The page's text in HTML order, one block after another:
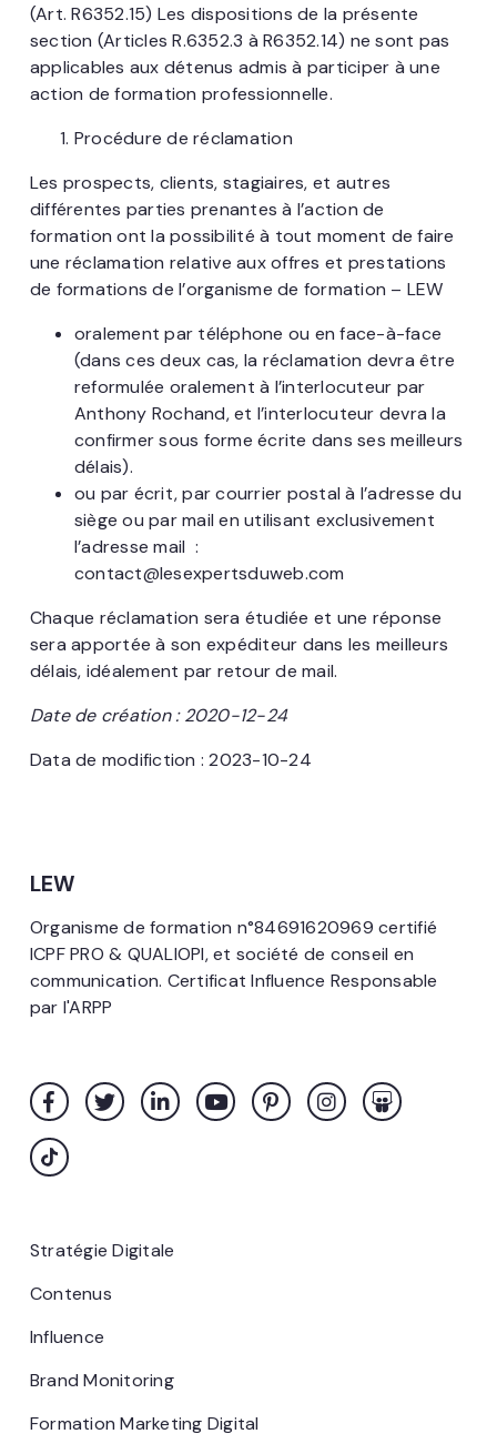
(Art. R6352.15) Les dispositions de la présente
section (Articles R.6352.3 à R6352.14) ne sont pas
applicables aux détenus admis à participer à une
action de formation professionnelle.
Procédure de réclamation
Les prospects, clients, stagiaires, et autres
différentes parties prenantes à l’action de
formation ont la possibilité à tout moment de faire
une réclamation relative aux offres et prestations
de formations de l’organisme de formation – LEW
oralement par téléphone ou en face-à-face
(dans ces deux cas, la réclamation devra être
reformulée oralement à l’interlocuteur par
Anthony Rochand, et l’interlocuteur devra la
confirmer sous forme écrite dans ses meilleurs
délais).
ou par écrit, par courrier postal à l’adresse du
siège ou par mail en utilisant exclusivement
l’adresse mail :
contact@lesexpertsduweb.com
Chaque réclamation sera étudiée et une réponse
sera apportée à son expéditeur dans les meilleurs
délais, idéalement par retour de mail.
Date de création : 2020-12-24
Data de modifiction : 2023-10-24
LEW
Organisme de formation n°84691620969 certifié
ICPF PRO & QUALIOPI, et société de conseil en
communication. Certificat Influence Responsable
par l'ARPP
Stratégie Digitale
Contenus
Influence
Brand Monitoring
Formation Marketing Digital